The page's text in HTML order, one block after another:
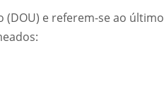
(DOU) e referem-se ao último